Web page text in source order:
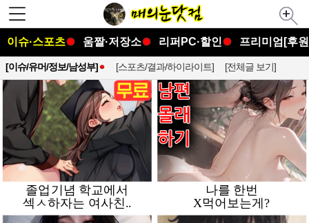
이슈·스포츠 움짤·저장소 리퍼PC·할인 프리미엄[후
[이슈/유머/정보/남성부] [스포츠/결과/하이라이트] [전체글 보기]